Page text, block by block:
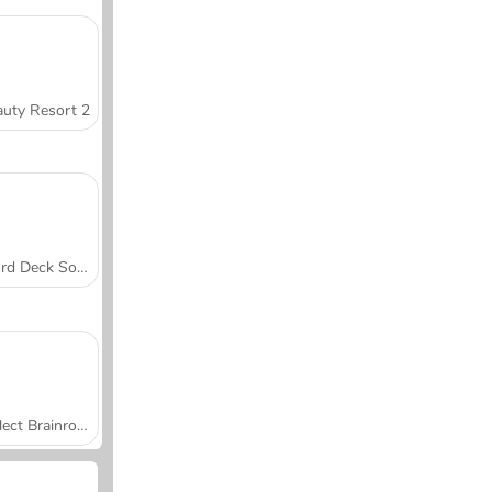
Resort 2
Word Deck Solitaire
Collect Brainrot Arena